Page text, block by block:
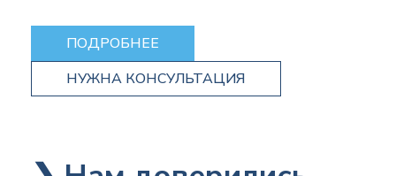
ПОДРОБНЕЕ
НУЖНА КОНСУЛЬТАЦИЯ